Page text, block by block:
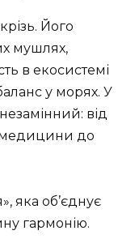
Його
мушлях,
в екосистемі
у морях. У
від
медицини до
яка об’єднує
гармонію.